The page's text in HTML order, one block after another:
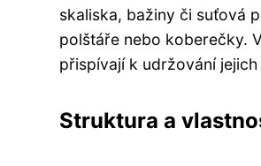
skaliska, bažiny či suťová
polštáře nebo koberečky.
přispívají k udržování
Struktura a